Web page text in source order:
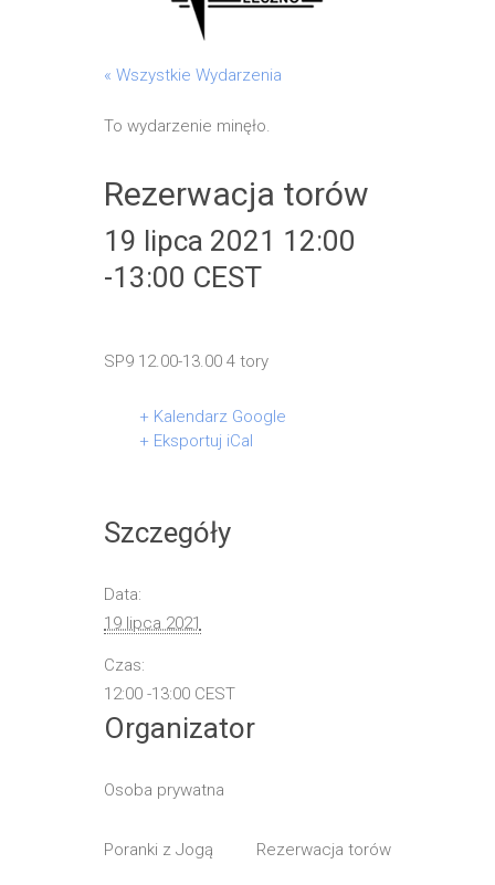
« Wszystkie Wydarzenia
To wydarzenie minęło.
Rezerwacja torów
19 lipca 2021 12:00
-13:00 CEST
SP9 12.00-13.00 4 tory
+ Kalendarz Google
+ Eksportuj iCal
Szczegóły
Data:
19 lipca 2021
Czas:
12:00 -13:00 CEST
Organizator
Osoba prywatna
Poranki z Jogą Rezerwacja torów